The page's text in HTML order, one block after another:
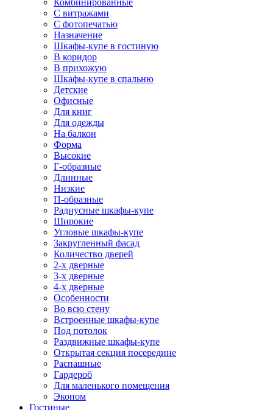
Комбинированные
С витражами
С фотопечатью
Назначение
Шкафы-купе в гостиную
В коридор
В прихожую
Шкафы-купе в спальню
Детские
Офисные
Для книг
Для одежды
На балкон
Форма
Высокие
Г-образные
Длинные
Низкие
П-образные
Радиусные шкафы-купе
Широкие
Угловые шкафы-купе
Закругленный фасад
Количество дверей
2-х дверные
3-х дверные
4-х дверные
Особенности
Во всю стену
Встроенные шкафы-купе
Под потолок
Раздвижные шкафы-купе
Открытая секция посередине
Распашные
Гардероб
Для маленького помещения
Эконом
Гостиные